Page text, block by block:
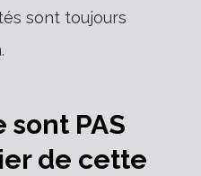
sont toujours
sont PAS
de cette